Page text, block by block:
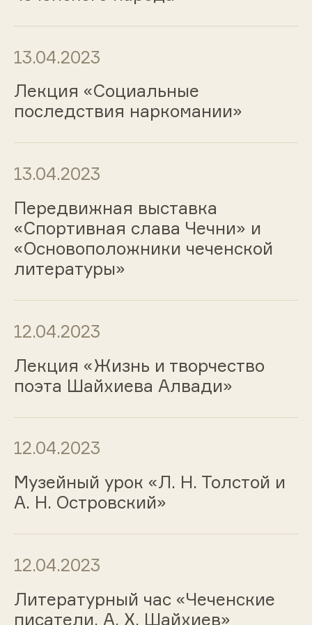
13.04.2023
Лекция «Социальные
последствия наркомании»
13.04.2023
Передвижная выставка
«Спортивная слава Чечни» и
«Основоположники чеченской
литературы»
12.04.2023
Лекция «Жизнь и творчество
поэта Шайхиева Алвади»
12.04.2023
Музейный урок «Л. Н. Толстой и
А. Н. Островский»
12.04.2023
Литературный час «Чеченские
писатели. А. Х. Шайхиев»